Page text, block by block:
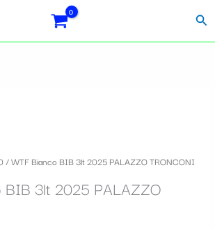
/ WTF Bianco BIB 3lt 2025 PALAZZO TRONCONI
BIB 3lt 2025 PALAZZO
33,00 €.30,00 €.